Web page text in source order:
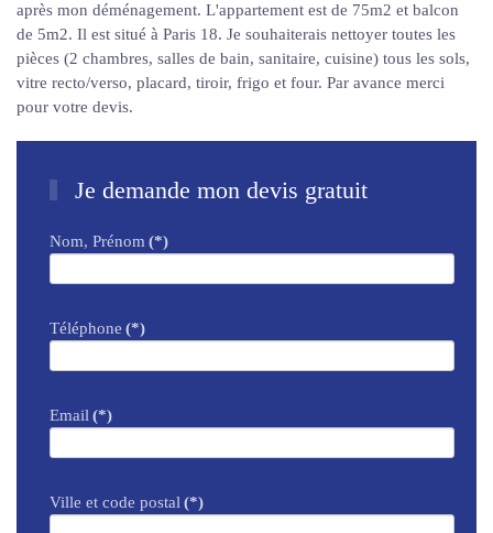
après mon déménagement. L'appartement est de 75m2 et balcon
de 5m2. Il est situé à Paris 18. Je souhaiterais nettoyer toutes les
pièces (2 chambres, salles de bain, sanitaire, cuisine) tous les sols,
vitre recto/verso, placard, tiroir, frigo et four. Par avance merci
pour votre devis.
Je demande mon devis gratuit
Nom, Prénom (*)
Téléphone (*)
Email (*)
Ville et code postal (*)